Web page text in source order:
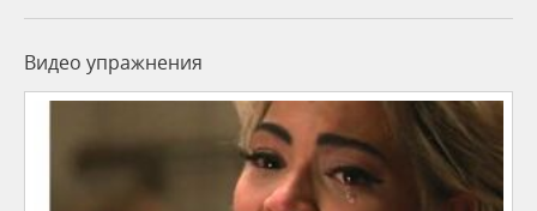
Видео упражнения